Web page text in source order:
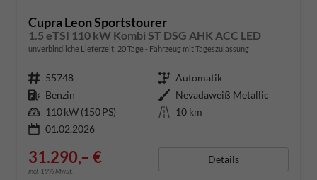
Cupra Leon Sportstourer
1.5 eTSI 110 kW Kombi ST DSG AHK ACC LED
unverbindliche Lieferzeit: 20 Tage Fahrzeug mit Tageszulassung
Fahrzeugnummer 55748 Getriebe Automatik
Kraftstoff Benzin Außenfarbe Nevadaweiß Metallic
Leistung 110 kW (150 PS) Kilometerstand 10 km
01.02.2026
31.290,– €
incl. 19% MwSt.
Details